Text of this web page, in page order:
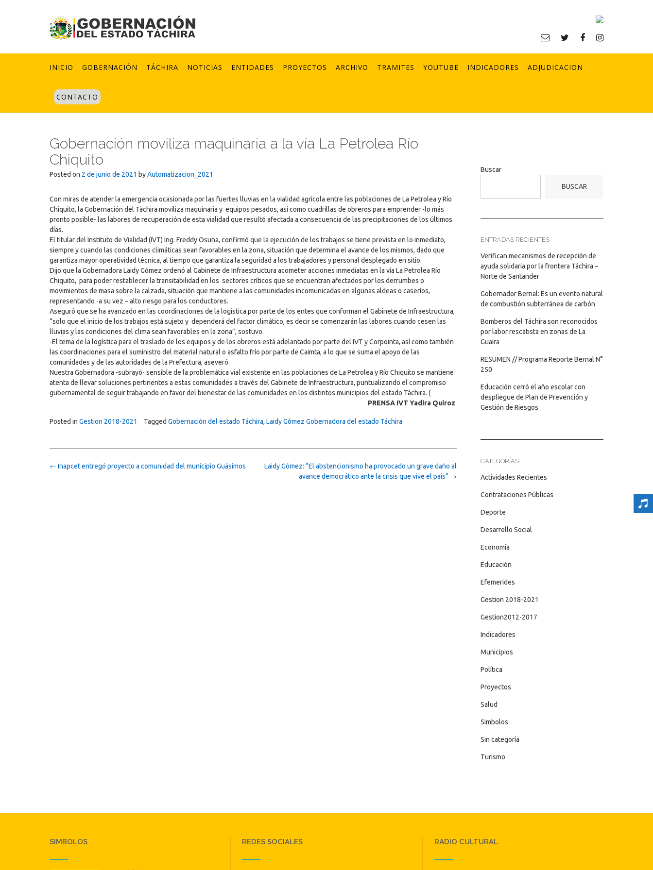
INICIO GOBERNACIÓN TÁCHIRA NOTICIAS ENTIDADES PROYECTOS ARCHIVO TRAMITES YOUTUBE INDICADORES ADJUDICACION
CONTACTO
Gobernación moviliza maquinaria a la vía La Petrolea Río
Chiquito
Posted on 2 de junio de 2021 byAutomatizacion_2021
Con miras de atender la emergencia ocasionada por las fuertes lluvias en la vialidad agrícola entre las poblaciones de La Petrolea y Río
Chiquito, la Gobernación del Tàchira moviliza maquinaria y equipos pesados, así como cuadrillas de obreros para emprender -lo más
pronto posible- las labores de recuperación de esta vialidad que resultó afectada a consecuencia de las precipitaciones de los últimos
días.
El titular del Instituto de Vialidad (IVT) Ing. Freddy Osuna, confirmó que la ejecución de los trabajos se tiene prevista en lo inmediato,
siempre y cuando las condiciones climáticas sean favorables en la zona, situación que determina el avance de los mismos, dado que
garantiza mayor operatividad técnica, al tiempo que garantiza la seguridad a los trabajadores y personal desplegado en sitio.
Dijo que la Gobernadora Laidy Gómez ordenó al Gabinete de Infraestructura acometer acciones inmediatas en la vía La Petrolea Río
Chiquito, para poder restablecer la transitabilidad en los sectores críticos que se encuentran afectados por los derrumbes o
movimientos de masa sobre la calzada, situación que mantiene a las comunidades incomunicadas en algunas aldeas o caseríos,
representando -a su vez – alto riesgo para los conductores.
Aseguró que se ha avanzado en las coordinaciones de la logística por parte de los entes que conforman el Gabinete de Infraestructura,
“solo que el inicio de los trabajos está sujeto y dependerá del factor climático, es decir se comenzarán las labores cuando cesen las
lluvias y las condiciones del clima sean favorables en la zona”, sostuvo.
-El tema de la logística para el traslado de los equipos y de los obreros está adelantado por parte del IVT y Corpointa, así como también
las coordinaciones para el suministro del material natural o asfalto frío por parte de Caimta, a lo que se suma el apoyo de las
comunidades y de las autoridades de la Prefectura, aseveró.
Nuestra Gobernadora -subrayò- sensible de la problemática vial existente en las poblaciones de La Petrolea y Río Chiquito se mantiene
atenta de llevar soluciones pertinentes a estas comunidades a través del Gabinete de Infraestructura, puntualizando el compromiso
gubernamental de seguir trabajando en favor del bienestar de las comunidades en los distintos municipios del estado Tàchira. (
PRENSA IVT Yadira Quiroz
Posted in Gestion 2018-2021 Tagged Gobernación del estado Táchira, Laidy Gómez Gobernadora del estado Táchira
Post
Laidy Gómez: “El abstencionismo ha provocado un grave daño al
avance democrático ante la crisis que vive el país” →
← Inapcet entregó proyecto a comunidad del municipio Guásimos
Buscar
BUSCAR
ENTRADAS RECIENTES
Verifican mecanismos de recepción de
ayuda solidaria por la frontera Táchira –
Norte de Santander
Gobernador Bernal: Es un evento natural
de combustión subterránea de carbón
Bomberos del Táchira son reconocidos
por labor rescatista en zonas de La
Guaira
RESUMEN // Programa Reporte Bernal N°
250
Educación cerró el año escolar con
despliegue de Plan de Prevención y
Gestión de Riesgos
CATEGORÍAS
Actividades Recientes
Contrataciones Públicas
Deporte
Desarrollo Social
Economía
Educación
Efemerides
Gestion 2018-2021
Gestion2012-2017
Indicadores
Municipios
Política
Proyectos
Salud
Simbolos
Sin categoría
Turismo
SIMBOLOS REDES SOCIALES RADIO CULTURAL